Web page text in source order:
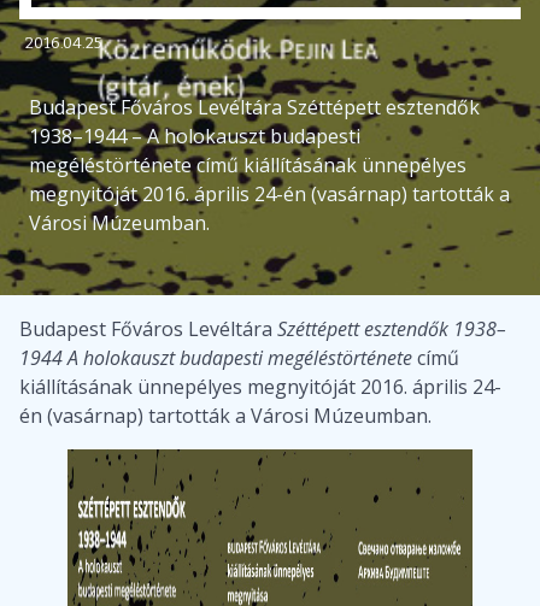
2016.04.25
Budapest Főváros Levéltára Széttépett esztendők
1938–1944 – A holokauszt budapesti
megéléstörténete című kiállításának ünnepélyes
megnyitóját 2016. április 24-én (vasárnap) tartották a
Városi Múzeumban.
Budapest Főváros Levéltára Széttépett esztendők 1938–
1944 A holokauszt budapesti megéléstörténetecímű
kiállításának ünnepélyes megnyitóját 2016. április 24-
én (vasárnap) tartották a Városi Múzeumban.